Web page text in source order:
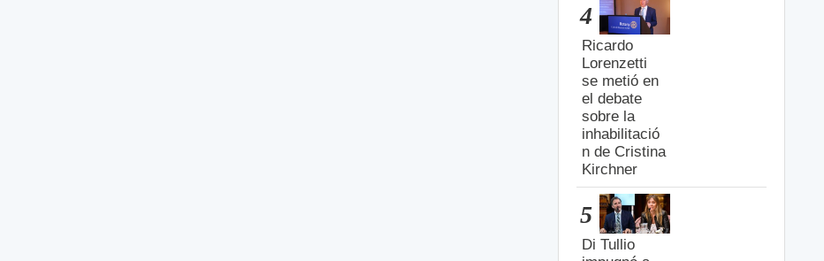
4
Ricardo
Lorenzetti
se metió en
el debate
sobre la
inhabilitació
n de Cristina
Kirchner
5
Di Tullio